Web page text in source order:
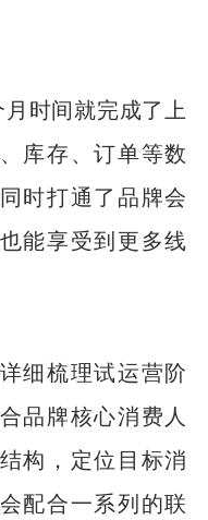
时间就完成了上
库存、订单等数
时打通了品牌会
能享受到更多线
细梳理试运营阶
品牌核心消费人
构，定位目标消
配合一系列的联